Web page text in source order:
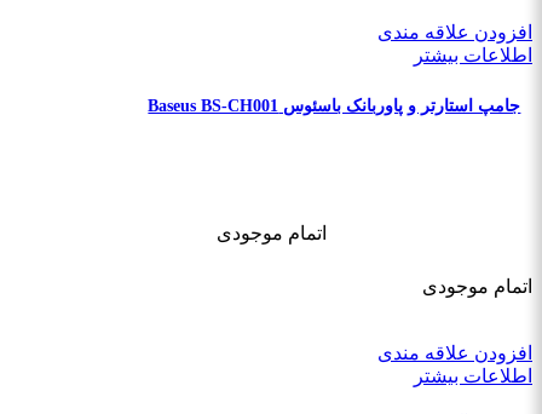
افزودن علاقه مندی
اطلاعات بیشتر
جامپ استارتر و پاوربانک باسئوس Baseus BS-CH001
اتمام موجودی
اتمام موجودی
افزودن علاقه مندی
اطلاعات بیشتر